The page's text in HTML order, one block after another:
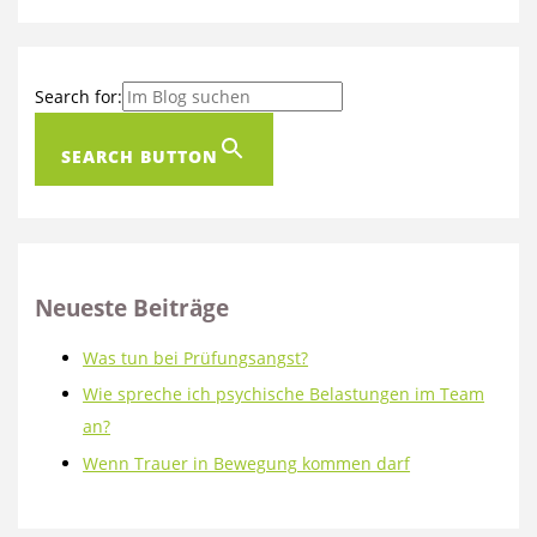
Search for:
SEARCH BUTTON
Neueste Beiträge
Was tun bei Prüfungsangst?
Wie spreche ich psychische Belastungen im Team
an?
Wenn Trauer in Bewegung kommen darf